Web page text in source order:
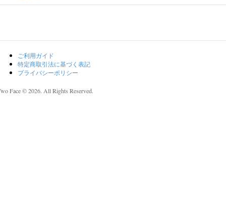
ご利用ガイド
特定商取引法に基づく表記
プライバシーポリシー
Face © 2026. All Rights Reserved.